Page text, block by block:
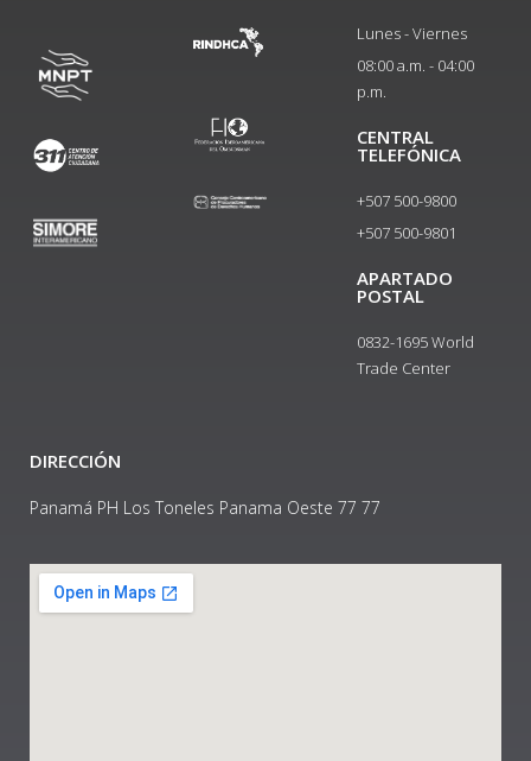
Lunes - Viernes
08:00 a.m. - 04:00
p.m.
CENTRAL
TELEFÓNICA
+507 500-9800
+507 500-9801​
APARTADO
POSTAL
0832-1695 World
Trade Center
DIRECCIÓN
Panamá PH Los Toneles Panama Oeste 77 77